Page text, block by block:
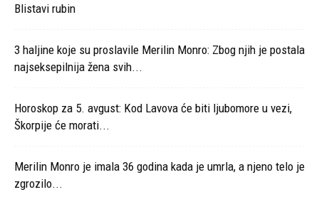
Blistavi rubin
3 haljine koje su proslavile Merilin Monro: Zbog njih je postala
najseksepilnija žena svih...
Horoskop za 5. avgust: Kod Lavova će biti ljubomore u vezi,
Škorpije će morati...
Merilin Monro je imala 36 godina kada je umrla, a njeno telo je
zgrozilo...